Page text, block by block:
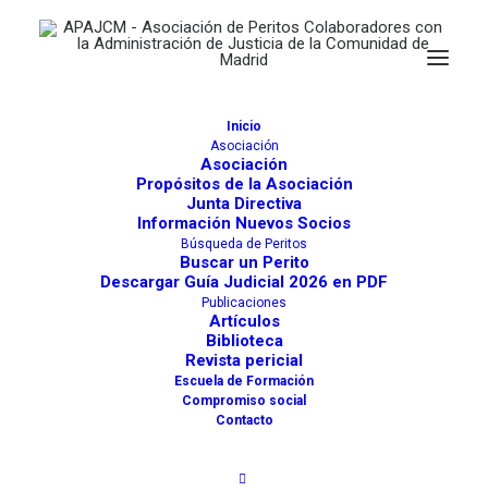
Inicio
Asociación
Asociación
Propósitos de la Asociación
Junta Directiva
Información Nuevos Socios
Búsqueda de Peritos
Buscar un Perito
Descargar Guía Judicial 2026 en PDF
Publicaciones
Artículos
Biblioteca
Revista pericial
Escuela de Formación
Compromiso social
Contacto